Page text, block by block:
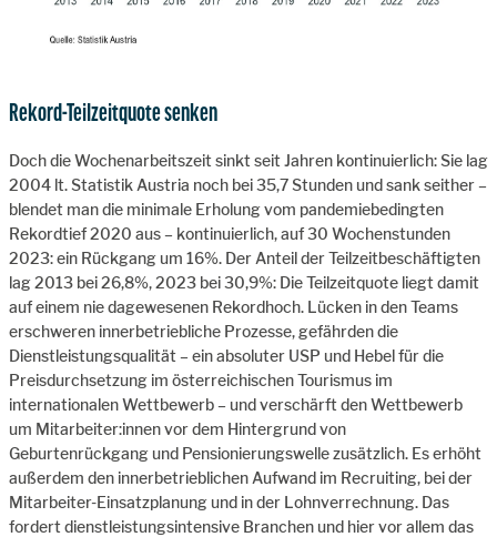
Rekord-Teilzeitquote senken
Doch die Wochenarbeitszeit sinkt seit Jahren kontinuierlich: Sie lag
2004 lt. Statistik Austria noch bei 35,7 Stunden und sank seither –
blendet man die minimale Erholung vom pandemiebedingten
Rekordtief 2020 aus – kontinuierlich, auf 30 Wochenstunden
2023: ein Rückgang um 16%. Der Anteil der Teilzeitbeschäftigten
lag 2013 bei 26,8%, 2023 bei 30,9%: Die Teilzeitquote liegt damit
auf einem nie dagewesenen Rekordhoch. Lücken in den Teams
erschweren innerbetriebliche Prozesse, gefährden die
Dienstleistungsqualität – ein absoluter USP und Hebel für die
Preisdurchsetzung im österreichischen Tourismus im
internationalen Wettbewerb – und verschärft den Wettbewerb
um Mitarbeiter:innen vor dem Hintergrund von
Geburtenrückgang und Pensionierungswelle zusätzlich. Es erhöht
außerdem den innerbetrieblichen Aufwand im Recruiting, bei der
Mitarbeiter-Einsatzplanung und in der Lohnverrechnung. Das
fordert dienstleistungsintensive Branchen und hier vor allem das